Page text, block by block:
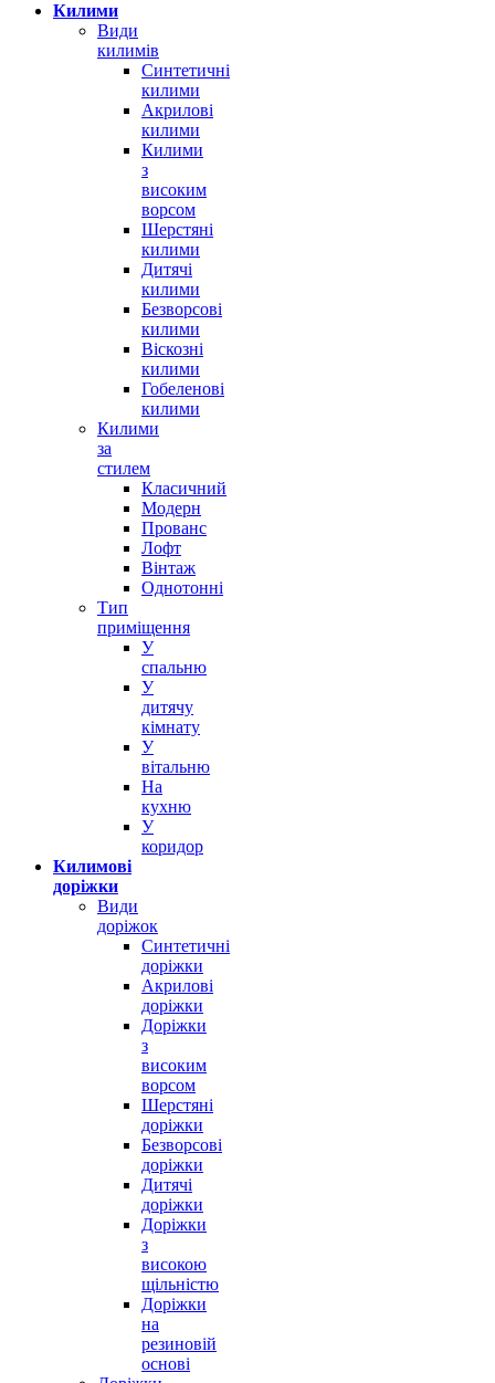
Килими
Види
килимів
Синтетичні
килими
Акрилові
килими
Килими
з
високим
ворсом
Шерстяні
килими
Дитячі
килими
Безворсові
килими
Віскозні
килими
Гобеленові
килими
Килими
за
стилем
Класичний
Модерн
Прованс
Лофт
Вінтаж
Однотонні
Тип
приміщення
У
спальню
У
дитячу
кімнату
У
вітальню
На
кухню
У
коридор
Килимові
доріжки
Види
доріжок
Синтетичні
доріжки
Акрилові
доріжки
Доріжки
з
високим
ворсом
Шерстяні
доріжки
Безворсові
доріжки
Дитячі
доріжки
Доріжки
з
високою
щільністю
Доріжки
на
резиновій
основі